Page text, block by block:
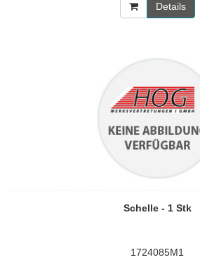
Details
Schelle - 1 Stk
1724085M1